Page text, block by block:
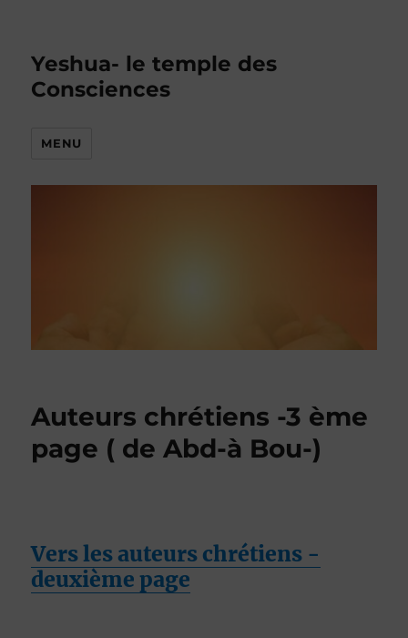
Yeshua- le temple des
Consciences
MENU
Auteurs chrétiens -3 ème
page ( de Abd-à Bou-)
Vers les auteurs chrétiens -
deuxième page